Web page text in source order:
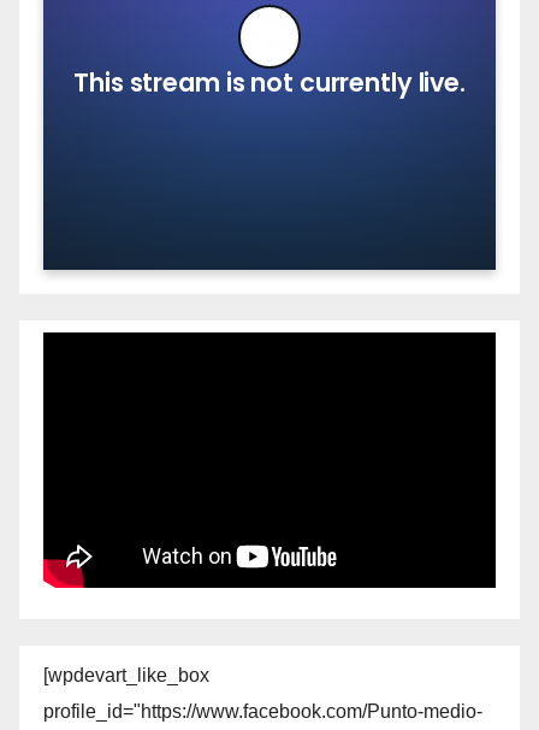
[wpdevart_like_box
profile_id="https://www.facebook.com/Punto-medio-